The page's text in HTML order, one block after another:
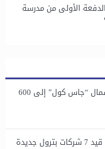
الأولى من مدرسة
غاز مصر تشارك في زيادة رأسمال “جاس كول” إلى 600
الدكتور حسين عيسى: نترقب قيد 7 شركات بترول جديدة